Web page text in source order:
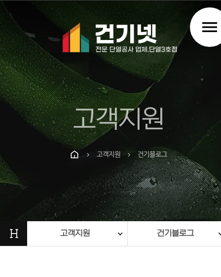
menu
고객지원
chevron_right 고객지원 chevron_right 건기블로그
H 고객지원 건기블로그